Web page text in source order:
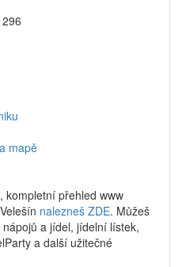
mapě
kompletní přehled www
nalezneš ZDE. Můžeš
a jídel, jídelní lístek,
a další užitečné